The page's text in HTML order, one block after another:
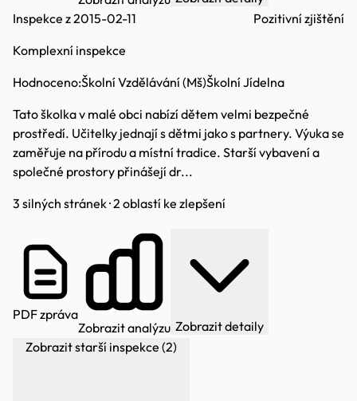
Inspekce z 2015-02-11
Komplexní inspekce
Pozitivní zjištění
Hodnoceno:Školní Vzdělávání (Mš)Školní Jídelna
Tato školka v malé obci nabízí dětem velmi bezpečné
prostředí. Učitelky jednají s dětmi jako s partnery. Výuka se
zaměřuje na přírodu a místní tradice. Starší vybavení a
společné prostory přinášejí dr...
3 silných stránek · 2 oblastí ke zlepšení
PDF zpráva
Zobrazit analýzu Zobrazit detaily
Zobrazit starší inspekce (2)